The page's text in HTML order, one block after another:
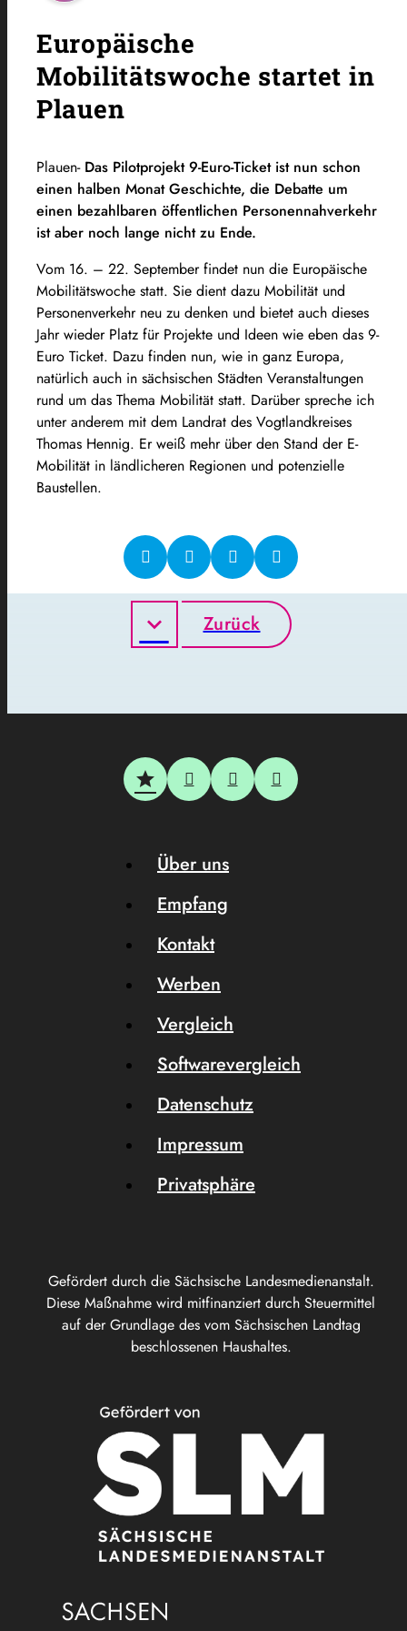
Europäische
Mobilitätswoche startet in
Plauen
Plauen- Das Pilotprojekt 9-Euro-Ticket ist nun schon
einen halben Monat Geschichte, die Debatte um
einen bezahlbaren öffentlichen Personennahverkehr
ist aber noch lange nicht zu Ende.
Vom 16. – 22. September findet nun die Europäische
Mobilitätswoche statt. Sie dient dazu Mobilität und
Personenverkehr neu zu denken und bietet auch dieses
Jahr wieder Platz für Projekte und Ideen wie eben das 9-
Euro Ticket. Dazu finden nun, wie in ganz Europa,
natürlich auch in sächsischen Städten Veranstaltungen
rund um das Thema Mobilität statt. Darüber spreche ich
unter anderem mit dem Landrat des Vogtlandkreises
Thomas Hennig. Er weiß mehr über den Stand der E-
Mobilität in ländlicheren Regionen und potenzielle
Baustellen.
Zurück
Gefördert durch die Sächsische Landesmedienanstalt.
Diese Maßnahme wird mitfinanziert durch Steuermittel
auf der Grundlage des vom Sächsischen Landtag
beschlossenen Haushaltes.
Über uns
Empfang
Kontakt
Werben
Vergleich
Softwarevergleich
Datenschutz
Impressum
Privatsphäre